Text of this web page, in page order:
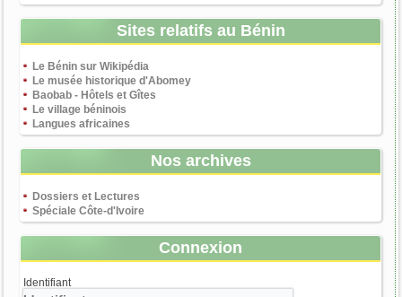
Sites relatifs au Bénin
Le Bénin sur Wikipédia
Le musée historique d'Abomey
Baobab - Hôtels et Gîtes
Le village béninois
Langues africaines
Nos archives
Dossiers et Lectures
Spéciale Côte-d'Ivoire
Connexion
Identifiant